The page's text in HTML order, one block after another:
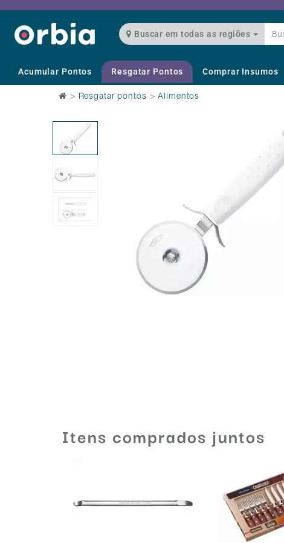
Buscar em todas as regiões
Acumular Pontos Resgatar Pontos Comprar Insumos
> Resgatar pontos >Alimentos
Itens comprados juntos